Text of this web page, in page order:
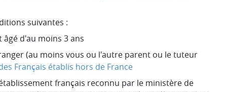
suivantes :
d'au moins 3 ans
(au moins vous ou l'autre parent ou le tuteur
Français établis hors de France
français reconnu par le ministère de